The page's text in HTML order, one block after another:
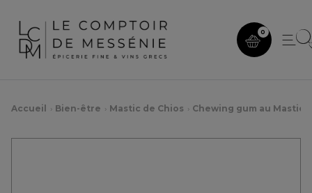
0
Accueil Bien-être Mastic de Chios Chewing gum au Mastic